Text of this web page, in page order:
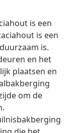
is een
is een
is.
en het
plaatsen en
om de